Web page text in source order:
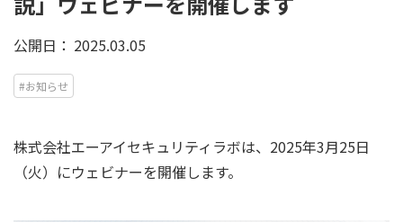
公開日： 2025.03.05
#お知らせ
株式会社エーアイセキュリティラボは、2025年3月25日
（火）にウェビナーを開催します。